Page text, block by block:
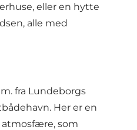
eller en hytte
alle med
fra Lundeborgs
Her er en
som